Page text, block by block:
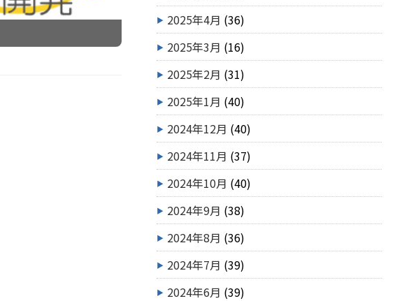
2025年4月 (36)
2025年3月 (16)
2025年2月 (31)
2025年1月 (40)
2024年12月 (40)
2024年11月 (37)
2024年10月 (40)
2024年9月 (38)
2024年8月 (36)
2024年7月 (39)
2024年6月 (39)